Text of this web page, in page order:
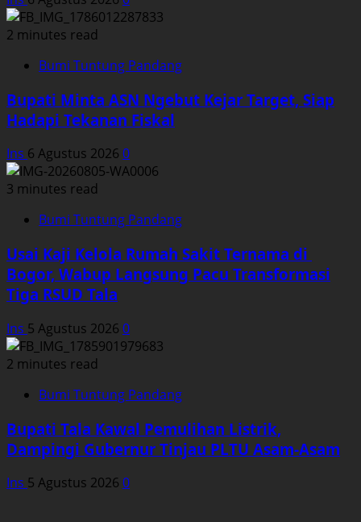
2 minutes read
Bumi Tuntung Pandang
Bupati Minta ASN Ngebut Kejar Target, Siap
Hadapi Tekanan Fiskal
Ins 6 Agustus 2026 0
3 minutes read
Bumi Tuntung Pandang
Usai Kaji Kelola Rumah Sakit Ternama di
Bogor, Wabup Langsung Pacu Transformasi
Tiga RSUD Tala
Ins 5 Agustus 2026 0
2 minutes read
Bumi Tuntung Pandang
Bupati Tala Kawal Pemulihan Listrik,
Dampingi Gubernur Tinjau PLTU Asam-Asam
Ins 5 Agustus 2026 0